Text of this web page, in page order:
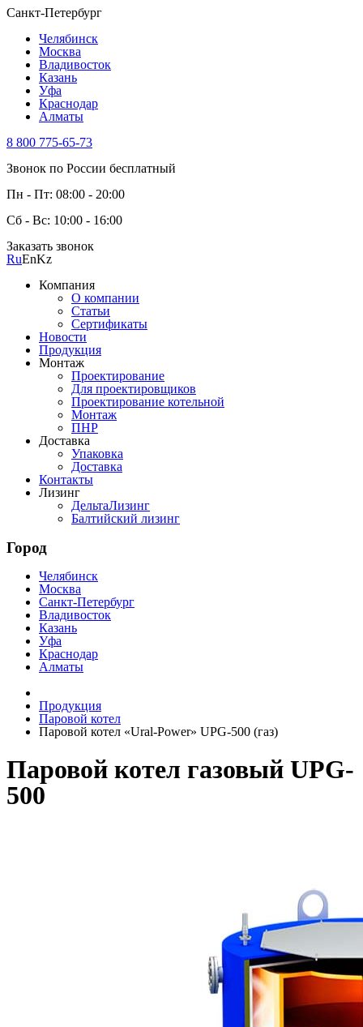
Санкт-Петербург
Челябинск
Москва
Владивосток
Казань
Уфа
Краснодар
Алматы
8 800 775-65-73
Звонок по России бесплатный
Пн - Пт: 08:00 - 20:00
Сб - Вс: 10:00 - 16:00
Заказать звонок
RuEnKz
Компания
О компании
Статьи
Сертификаты
Новости
Продукция
Монтаж
Проектирование
Для проектировщиков
Проектирование котельной
Монтаж
ПНР
Доставка
Упаковка
Доставка
Контакты
Лизинг
ДельтаЛизинг
Балтийский лизинг
Город
Челябинск
Москва
Санкт-Петербург
Владивосток
Казань
Уфа
Краснодар
Алматы
Продукция
Паровой котел
Паровой котел «Ural-Power» UPG-500 (газ)
Паровой котел газовый UPG-
500